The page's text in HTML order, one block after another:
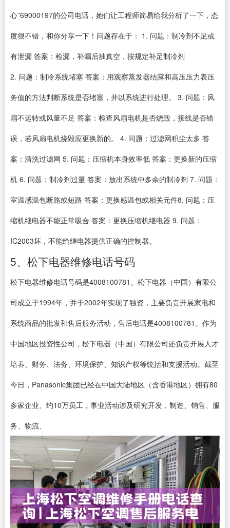
心”69000197的公司电话，她们让工程师简易给我分析了一下，态
度很不错，和你分享一下！问题存在于： 1. 问题：制冷剂不足或
有泄漏 答案：检漏，补漏后抽真空，按规定补足制冷剂
2. 问题：制冷系统堵塞 答案：用观察蒸发器结露和高压压力表压
务值的方法判断系统是否堵塞，并以系统进行处理。 3. 问题：风
扇不运转或风量不足 答案：检查风扇电机是否烧毁，接线是否错
误，若风扇电机烧毁应更换新的。 4. 问题：过滤网积尘太多 答
案：清洗过滤网 5. 问题：压缩机本身效率低 答案：更换新的压缩
机 6. 问题：制冷剂过量 答案：放出系统中多余的制冷剂 7. 问题：
室温感温包断路或短路 答案：更换感温包或相关元件8. 问题：压
缩机继电器不能正常吸合 答案：更换压缩机继电器 9. 问题：
IC2003坏，不能给继电器提供正确的控制器。
5、松下电器维修电话号码
松下电器维修电话号码是4008100781。松下电器（中国）有限公
司成立于1994年，并于2002年实现了独资，主要负责开展家电和
系统商品的批发和售后服务活动，售后电话是4008100781。作为
中国地区投资性公司，松下电器（中国）有限公司还负责开展人才
培养、财务、法务、环境保护、知识产权等统括和支援活动。截至
今日，Panasonic集团已经在中国大陆地区（含香港地区）拥有80
多家企业、约10万员工，事业活动涉及研究开发，制造、销售、服
务、物流、